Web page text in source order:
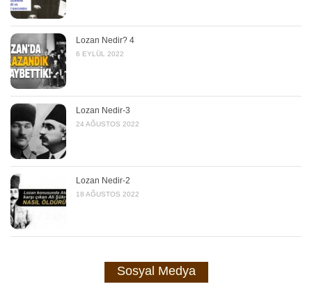
Lozan Nedir? 4
6 EYLÜL 2022
Lozan Nedir-3
24 AĞUSTOS 2022
Lozan Nedir-2
18 AĞUSTOS 2022
Sosyal Medya